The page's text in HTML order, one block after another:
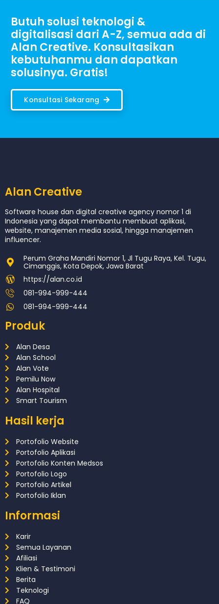
Butuh solusi teknologi &
digitalisasi dari A-Z, semua ada di
Alan Creative. Konsultasikan
kebutuhanmu dan dapatkan
solusinya. Gratis!
Konsultasi Sekarang
Alan Creative
Software house dan digital creative agency nomor 1 di
Indonesia yang dapat membantu membuat aplikasi,
website, manajemen media sosial, hingga manajemen
influencer.
Perum Graha Mandiri Nomor 1, Jl Tugu Raya, Kel. Tugu,
Cimanggis, Kota Depok, Jawa Barat
https://alan.co.id
081-994-999-444
081-994-999-444
Produk
Alan Desa
Alan School
Alan Vote
Pemilu Now
Alan Hospital
Smart Tourism
Hasil kerja
Portofolio Website
Portofolio Aplikasi
Portofolio Konten Medsos
Portofolio Logo
Portofolio Artikel
Portofolio Iklan
Informasi
Karir
Semua Layanan
Afiliasi
Klien & Testimoni
Berita
Teknologi
FAQ